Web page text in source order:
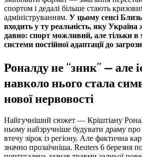
спортом і дедалі більше стають
адмініструванням. У цьому сенсі
входить у ту реальність, яку
давно: спорт можливий, але тільки в
системи постійної адаптації до
Роналду не “зник” — але
навколо нього стала
нової нервовості
Найгучніший сюжет — Кріштіану
ньому найзручніше будувати драму про
втечу зірок із регіону. Але фактична
значно прозаїчніша. Reuters 6 березня